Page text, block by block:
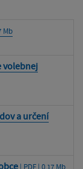
Mb
volebnej
a určení
| PDF | 0.17 Mb